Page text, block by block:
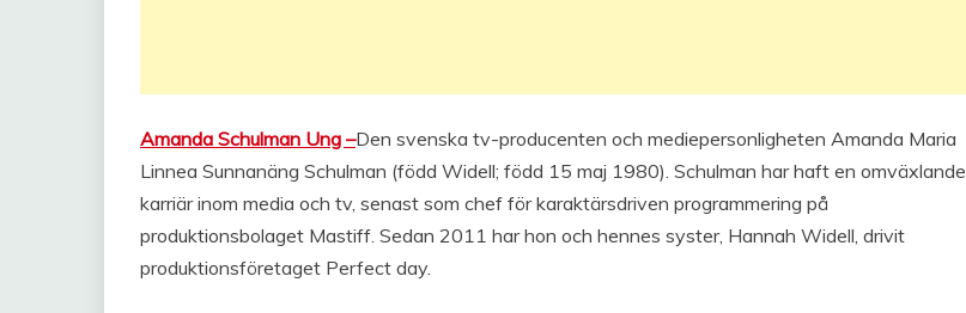
Amanda Schulman Ung –Den svenska tv-producenten och mediepersonligheten Amanda Maria
Linnea Sunnanäng Schulman (född Widell; född 15 maj 1980). Schulman har haft en omväxlande
karriär inom media och tv, senast som chef för karaktärsdriven programmering på
produktionsbolaget Mastiff. Sedan 2011 har hon och hennes syster, Hannah Widell, drivit
produktionsföretaget Perfect day.